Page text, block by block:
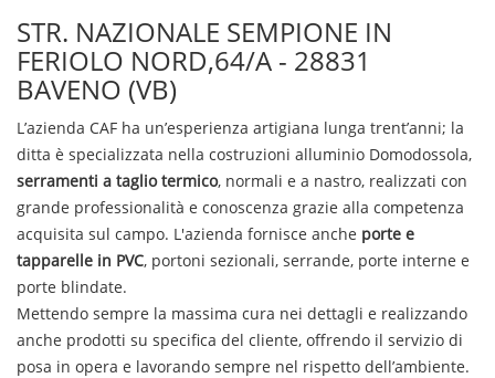
STR. NAZIONALE SEMPIONE IN
FERIOLO NORD,64/A - 28831
BAVENO (VB)
L’azienda CAF ha un’esperienza artigiana lunga trent’anni; la
ditta è specializzata nella costruzioni alluminio Domodossola,
serramenti a taglio termico, normali e a nastro, realizzati con
grande professionalità e conoscenza grazie alla competenza
acquisita sul campo. L'azienda fornisce anche porte e
tapparelle in PVC, portoni sezionali, serrande, porte interne e
porte blindate.
Mettendo sempre la massima cura nei dettagli e realizzando
anche prodotti su specifica del cliente, offrendo il servizio di
posa in opera e lavorando sempre nel rispetto dell’ambiente.